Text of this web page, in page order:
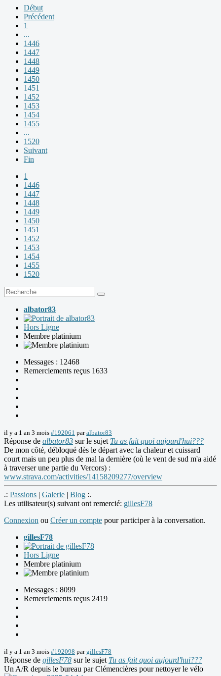
Début
Précédent
1
...
1446
1447
1448
1449
1450
1451
1452
1453
1454
1455
...
1520
Suivant
Fin
1
1446
1447
1448
1449
1450
1451
1452
1453
1454
1455
1520
albator83
Hors Ligne
Membre platinium
Messages : 12468
Remerciements reçus 1633
il y a 1 an 3 mois #192061 paralbator83
Réponse de albator83 sur le sujet Tu as fait quoi aujourd'hui???
De mon côté, débloqué dès le départ avec la chaleur et cuissard
court mais un peu plus de mal la dernière (où le vent de sud m'a aidé
à traverser une partie du Vercors) :
www.strava.com/activities/14158209277/overview
.: Passions | Galerie | Blog :.
Les utilisateur(s) suivant ont remercié: gillesF78
Connexion ou Créer un compte pour participer à la conversation.
gillesF78
Hors Ligne
Membre platinium
Messages : 8099
Remerciements reçus 2419
il y a 1 an 3 mois #192098 pargillesF78
Réponse de gillesF78 sur le sujet Tu as fait quoi aujourd'hui???
Un A/R depuis le bureau par Clémencières pour nettoyer le vélo